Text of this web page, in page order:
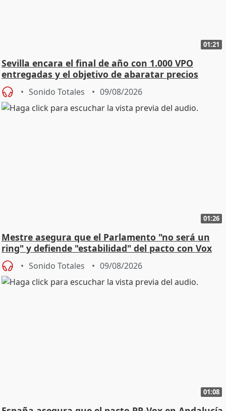
01:21
Sevilla encara el final de año con 1.000 VPO
entregadas y el objetivo de abaratar precios
Sonido Totales 09/08/2026
01:26
Mestre asegura que el Parlamento "no será un
ring" y defiende "estabilidad" del pacto con Vox
Sonido Totales 09/08/2026
01:08